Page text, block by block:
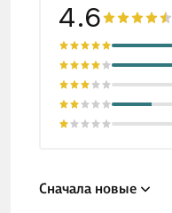
4.6
Сначала новые